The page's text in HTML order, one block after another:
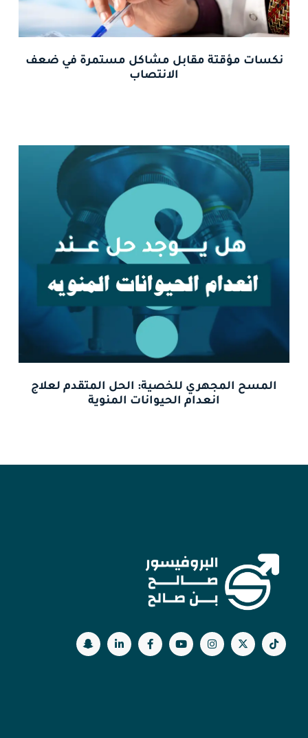
نكسات مؤقتة مقابل مشاكل مستمرة في ضعف
الانتصاب
المسح المجهري للخصية: الحل المتقدم لعلاج
انعدام الحيوانات المنوية